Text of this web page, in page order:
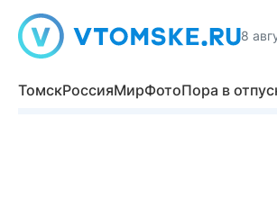
8
ТомскРоссияМирФотоПора в